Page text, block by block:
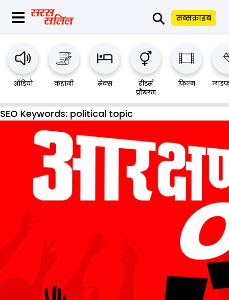
⚲ सब्सक्राइब
ऑडियो कहानी सेक्स
रीडर्स
प्रौब्लम
फिल्म
SEO Keywords: political topic